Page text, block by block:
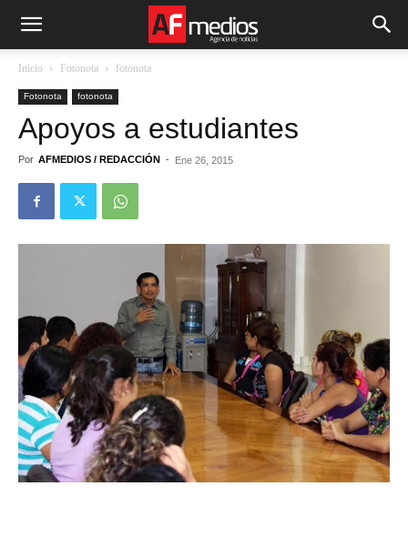
Inicio Fotonota fotonota
Fotonota fotonota
Apoyos a estudiantes
Por AFMEDIOS / REDACCIÓN - Ene 26, 2015